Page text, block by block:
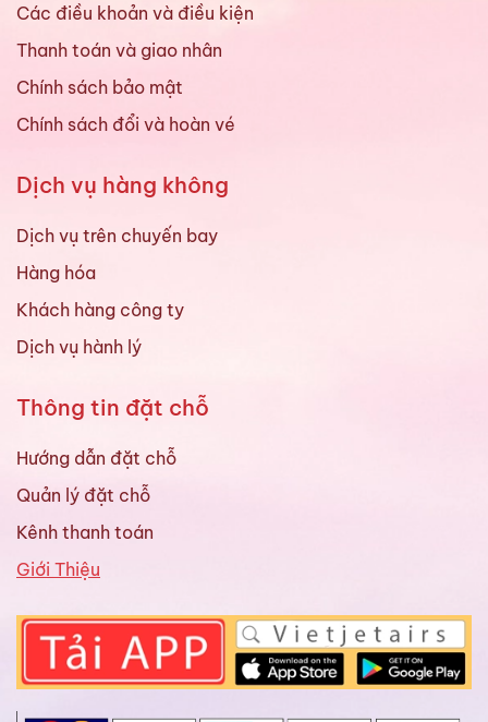
Các điều khoản và điều kiện
Thanh toán và giao nhân
Chính sách bảo mật
Chính sách đổi và hoàn vé
Dịch vụ hàng không
Dịch vụ trên chuyến bay
Hàng hóa
Khách hàng công ty
Dịch vụ hành lý
Thông tin đặt chỗ
Hướng dẫn đặt chỗ
Quản lý đặt chỗ
Kênh thanh toán
Giới Thiệu